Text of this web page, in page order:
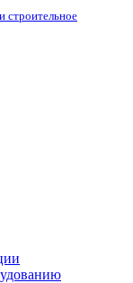
строительное